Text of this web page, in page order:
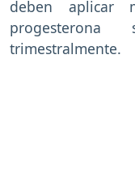
deben aplicar
trimestralmente.